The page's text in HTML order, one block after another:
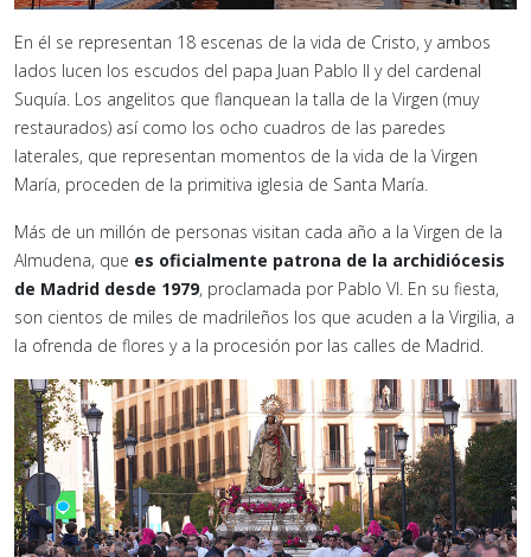
En él se representan 18 escenas de la vida de Cristo, y ambos
lados lucen los escudos del papa Juan Pablo II y del cardenal
Suquía. Los angelitos que flanquean la talla de la Virgen (muy
restaurados) así como los ocho cuadros de las paredes
laterales, que representan momentos de la vida de la Virgen
María, proceden de la primitiva iglesia de Santa María.
Más de un millón de personas visitan cada año a la Virgen de la
Almudena, que es oficialmente patrona de la archidiócesis
de Madrid desde 1979, proclamada por Pablo VI. En su fiesta,
son cientos de miles de madrileños los que acuden a la Virgilia, a
la ofrenda de flores y a la procesión por las calles de Madrid.